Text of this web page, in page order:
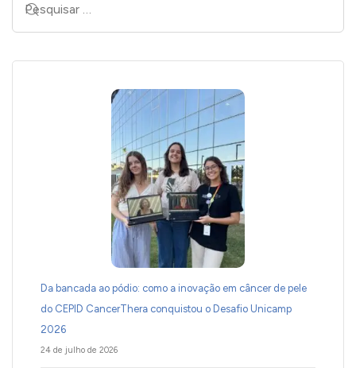
Da bancada ao pódio: como a inovação em câncer de pele
do CEPID CancerThera conquistou o Desafio Unicamp
2026
24 de julho de 2026